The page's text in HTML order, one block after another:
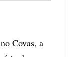
Covas, a